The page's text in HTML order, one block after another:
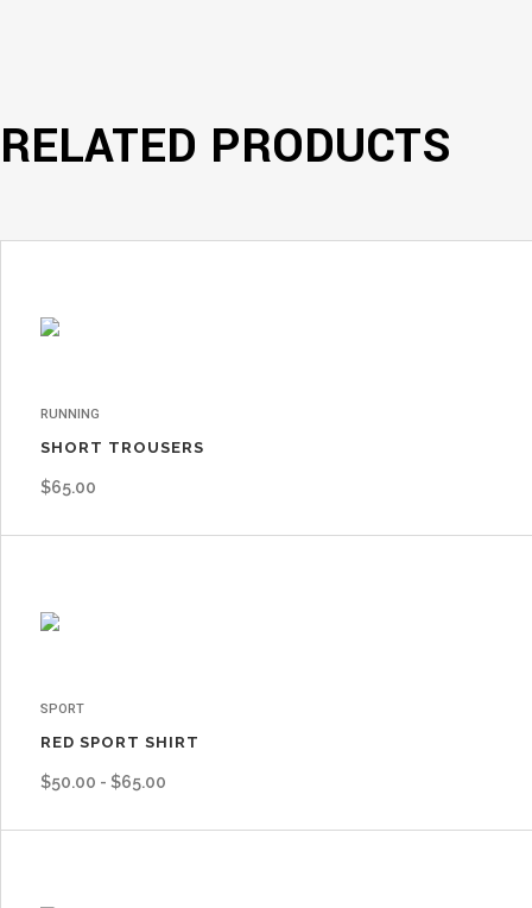
RELATED PRODUCTS
RUNNING
SHORT TROUSERS
$65.00
SPORT
RED SPORT SHIRT
$50.00 - $65.00